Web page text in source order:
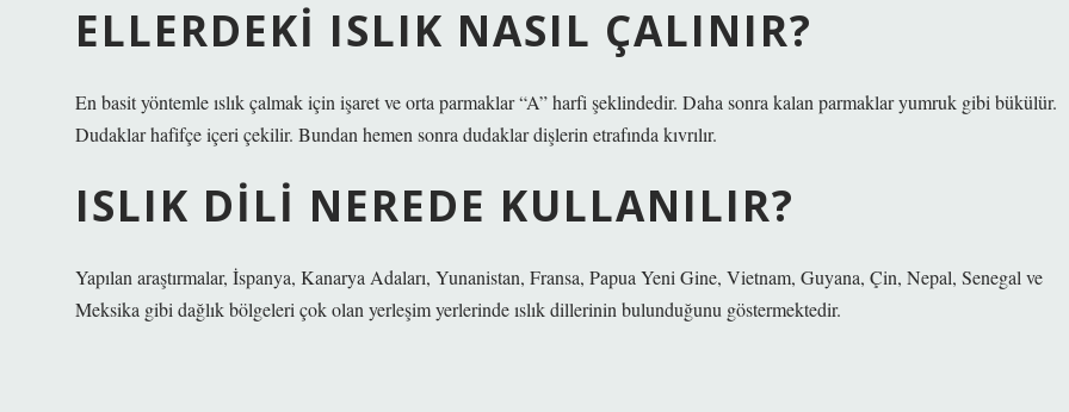
ELLERDEKI ISLIK NASIL ÇALINIR?
En basit yöntemle ıslık çalmak için işaret ve orta parmaklar “A” harfi şeklindedir. Daha sonra kalan parmaklar yumruk gibi bükülür.
Dudaklar hafifçe içeri çekilir. Bundan hemen sonra dudaklar dişlerin etrafında kıvrılır.
ISLIK DILI NEREDE KULLANILIR?
Yapılan araştırmalar, İspanya, Kanarya Adaları, Yunanistan, Fransa, Papua Yeni Gine, Vietnam, Guyana, Çin, Nepal, Senegal ve
Meksika gibi dağlık bölgeleri çok olan yerleşim yerlerinde ıslık dillerinin bulunduğunu göstermektedir.